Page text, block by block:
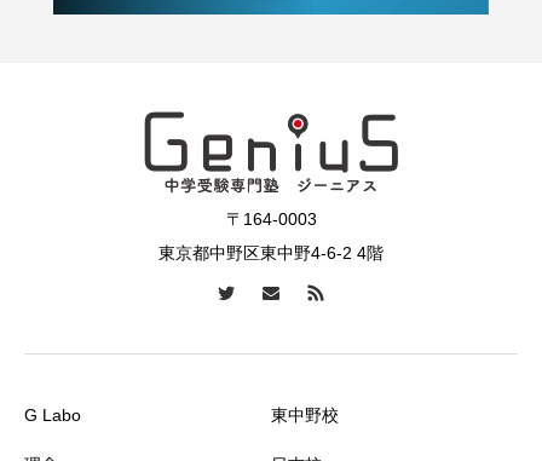
〒164-0003
東京都中野区東中野4-6-2 4階
G Labo 東中野校